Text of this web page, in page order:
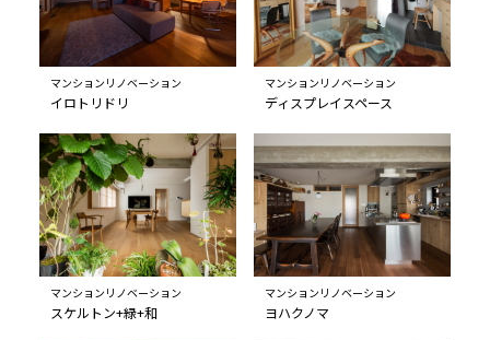
マンションリノベーション
イロトリドリ
マンションリノベーション
ディスプレイスペース
マンションリノベーション
スケルトン+緑+和
マンションリノベーション
ヨハクノマ